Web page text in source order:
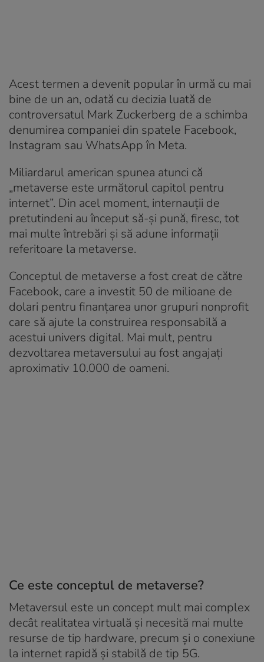
Acest termen a devenit popular în urmă cu mai
bine de un an, odată cu decizia luată de
controversatul Mark Zuckerberg de a schimba
denumirea companiei din spatele Facebook,
Instagram sau WhatsApp în Meta.
Miliardarul american spunea atunci că
„metaverse este următorul capitol pentru
internet”. Din acel moment, internauții de
pretutindeni au început să-și pună, firesc, tot
mai multe întrebări și să adune informații
referitoare la metaverse.
Conceptul de metaverse a fost creat de către
Facebook, care a investit 50 de milioane de
dolari pentru finanțarea unor grupuri nonprofit
care să ajute la construirea responsabilă a
acestui univers digital. Mai mult, pentru
dezvoltarea metaversului au fost angajați
aproximativ 10.000 de oameni.
Ce este conceptul de metaverse?
Metaversul este un concept mult mai complex
decât realitatea virtuală și necesită mai multe
resurse de tip hardware, precum și o conexiune
la internet rapidă și stabilă de tip 5G.